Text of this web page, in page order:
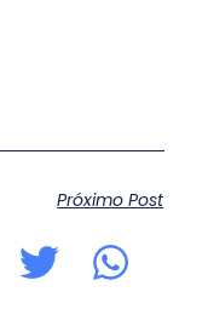
Próximo Post